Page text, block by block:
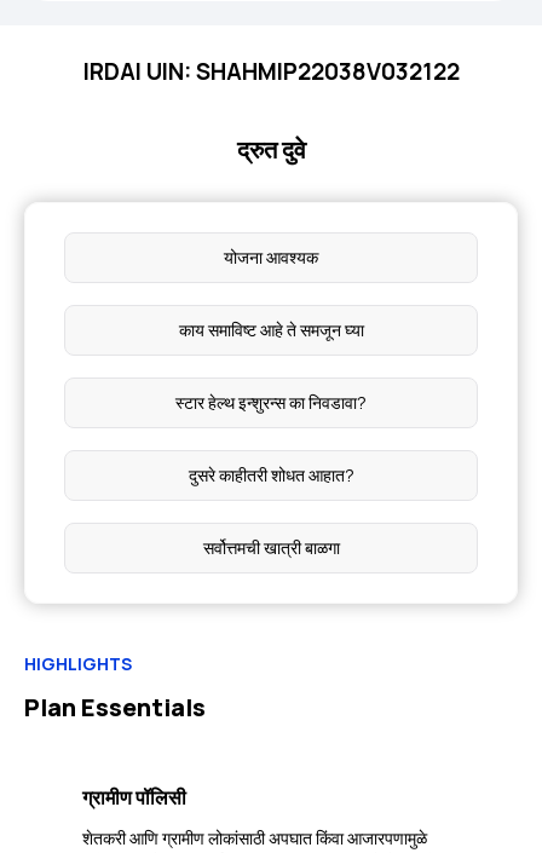
IRDAI UIN: SHAHMIP22038V032122
द्रुत दुवे
योजना आवश्यक
काय समाविष्ट आहे ते समजून घ्या
स्टार हेल्थ इन्शुरन्स का निवडावा?
दुसरे काहीतरी शोधत आहात?
सर्वोत्तमची खात्री बाळगा
HIGHLIGHTS
Plan Essentials
ग्रामीण पॉलिसी
शेतकरी आणि ग्रामीण लोकांसाठी अपघात किंवा आजारपणामुळे